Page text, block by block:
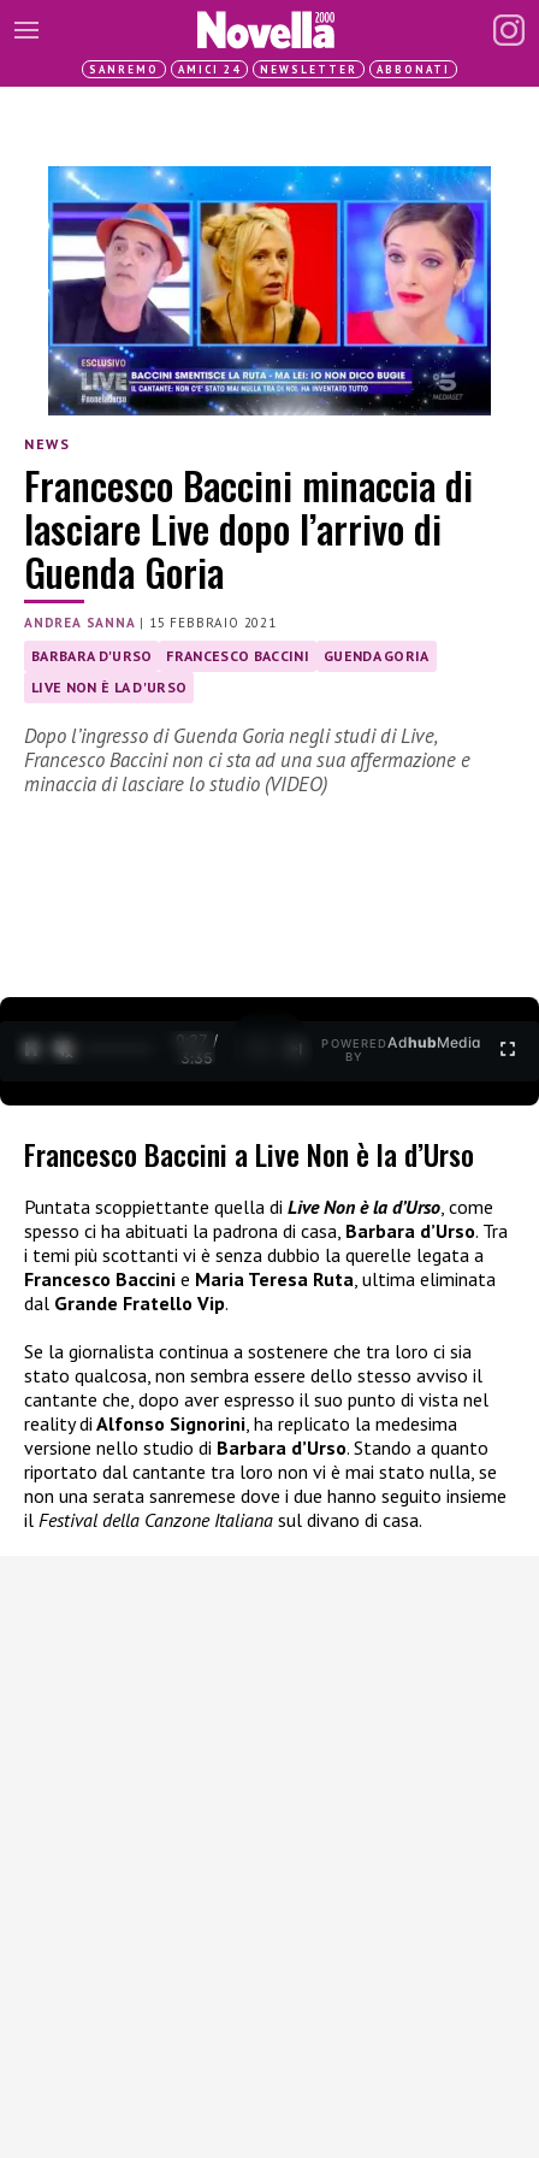
SANREMO AMICI 24 NEWSLETTER ABBONATI
NEWS
Francesco Baccini minaccia di
lasciare Live dopo l’arrivo di
Guenda Goria
ANDREA SANNA | 15 FEBBRAIO 2021
BARBARA D'URSO FRANCESCO BACCINI
GUENDA GORIA
LIVE NON È LA D'URSO
Dopo l’ingresso di Guenda Goria negli studi di Live,
Francesco Baccini non ci sta ad una sua affermazione e
minaccia di lasciare lo studio (VIDEO)
0:27 /
3:35
POWERED
BY
AdhubMedia
Francesco Baccini a Live Non è la d’Urso
Puntata scoppiettante quella di Live Non è la d’Urso, come
spesso ci ha abituati la padrona di casa, Barbara d’Urso. Tra
i temi più scottanti vi è senza dubbio la querelle legata a
Francesco Baccini e Maria Teresa Ruta, ultima eliminata
dal Grande Fratello Vip.
Se la giornalista continua a sostenere che tra loro ci sia
stato qualcosa, non sembra essere dello stesso avviso il
cantante che, dopo aver espresso il suo punto di vista nel
reality di Alfonso Signorini, ha replicato la medesima
versione nello studio di Barbara d’Urso. Stando a quanto
riportato dal cantante tra loro non vi è mai stato nulla, se
non una serata sanremese dove i due hanno seguito insieme
il Festival della Canzone Italiana sul divano di casa.